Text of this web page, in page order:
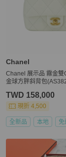
Chanel
Chanel 展示品 霧金雙
金球方胖斜背包
TWD 158,000
現折 4,500
全新品 本地 免